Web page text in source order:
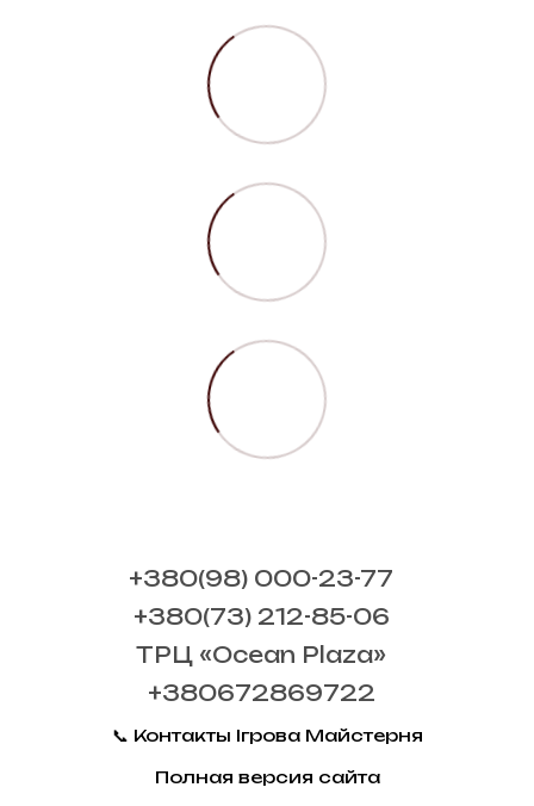
+380(98) 000-23-77
+380(73) 212-85-06
ТРЦ «Ocean Plaza»
+380672869722
📞 Контакты Ігрова Майстерня
Полная версия сайта